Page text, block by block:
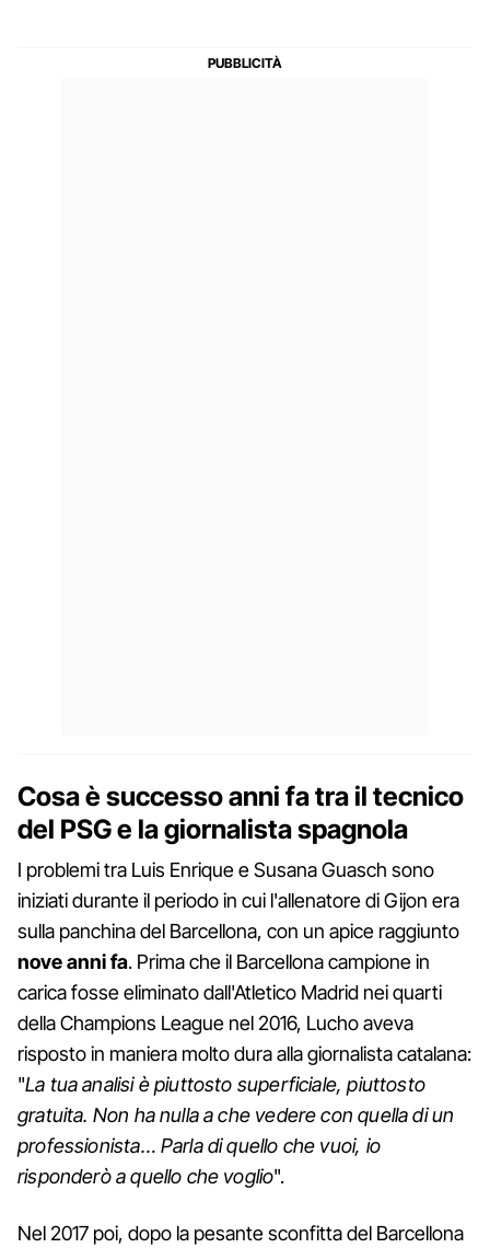
Cosa è successo anni fa tra il tecnico
del PSG e la giornalista spagnola
I problemi tra Luis Enrique e Susana Guasch sono
iniziati durante il periodo in cui l'allenatore di Gijon era
sulla panchina del Barcellona, con un apice raggiunto
nove anni fa. Prima che il Barcellona campione in
carica fosse eliminato dall'Atletico Madrid nei quarti
della Champions League nel 2016, Lucho aveva
risposto in maniera molto dura alla giornalista catalana:
"La tua analisi è piuttosto superficiale, piuttosto
gratuita. Non ha nulla a che vedere con quella di un
professionista… Parla di quello che vuoi, io
risponderò a quello che voglio".
Nel 2017 poi, dopo la pesante sconfitta del Barcellona